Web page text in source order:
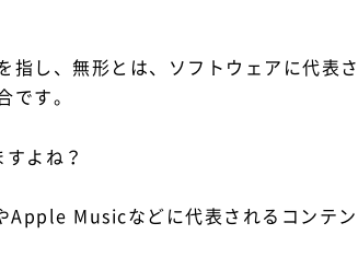
し、無形とは、ソフトウェアに代表さ
す。
よね？
Musicなどに代表されるコンテン